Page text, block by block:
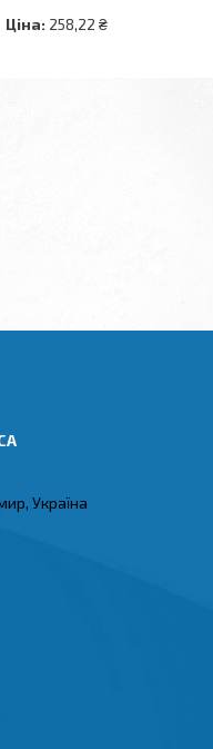
Ціна: 258,22 ₴
Україна